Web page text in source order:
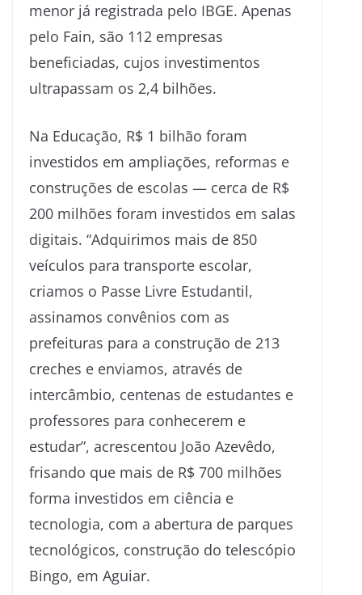
menor já registrada pelo IBGE. Apenas
pelo Fain, são 112 empresas
beneficiadas, cujos investimentos
ultrapassam os 2,4 bilhões.
Na Educação, R$ 1 bilhão foram
investidos em ampliações, reformas e
construções de escolas — cerca de R$
200 milhões foram investidos em salas
digitais. “Adquirimos mais de 850
veículos para transporte escolar,
criamos o Passe Livre Estudantil,
assinamos convênios com as
prefeituras para a construção de 213
creches e enviamos, através de
intercâmbio, centenas de estudantes e
professores para conhecerem e
estudar”, acrescentou João Azevêdo,
frisando que mais de R$ 700 milhões
forma investidos em ciência e
tecnologia, com a abertura de parques
tecnológicos, construção do telescópio
Bingo, em Aguiar.